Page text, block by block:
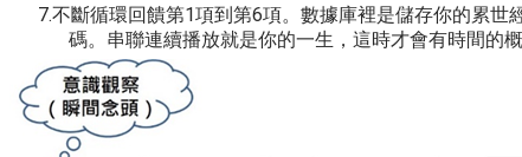
不斷循環回饋第1項到第6項。數據庫裡是儲存你的累
碼。串聯連續播放就是你的一生，這時才會有時間的